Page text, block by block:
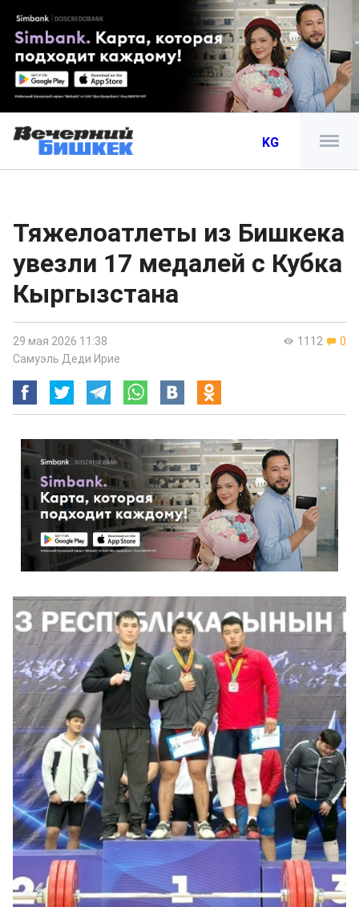
KG
Тяжелоатлеты из Бишкека
увезли 17 медалей с Кубка
Кыргызстана
1112 0
29 мая 2026 11:38
Самуэль Деди Ирие